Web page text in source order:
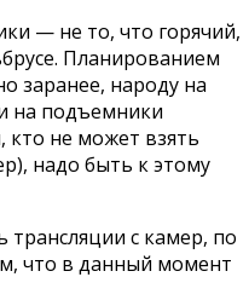
— не то, что горячий,
Планированием
заранее, народу на
на подъемники
кто не может взять
надо быть к этому
трансляции с камер, по
что в данный момент